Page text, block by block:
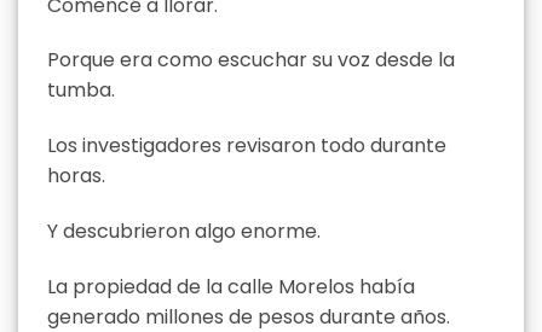
Porque era como escuchar su voz desde la
tumba.
Los investigadores revisaron todo durante
horas.
Y descubrieron algo enorme.
La propiedad de la calle Morelos había
generado millones de pesos durante años.